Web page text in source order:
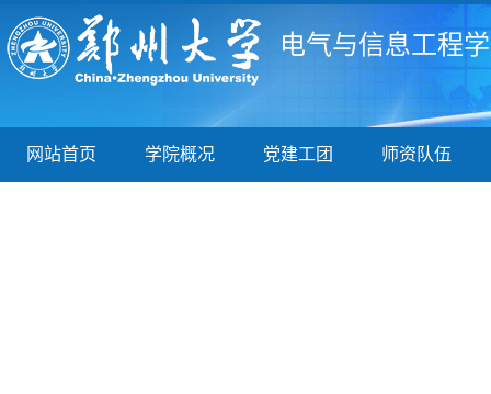
电气与信息工程
网站首页 学院概况 党建工团 师资队伍